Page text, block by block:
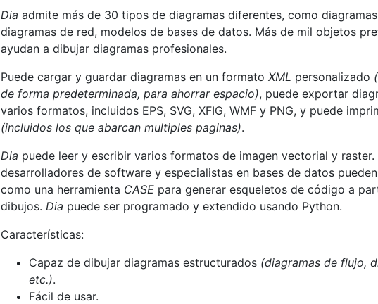
Dia admite más de 30 tipos de diagramas diferentes, como
diagramas de red, modelos de bases de datos. Más de mil objetos
ayudan a dibujar diagramas profesionales.
Puede cargar y guardar diagramas en un formato XML personalizado
de forma predeterminada, para ahorrar espacio), puede exportar
varios formatos, incluidos EPS, SVG, XFIG, WMF y PNG, y puede
(incluidos los que abarcan multiples paginas).
Dia puede leer y escribir varios formatos de imagen vectorial y raster.
desarrolladores de software y especialistas en bases de datos
como una herramienta CASE para generar esqueletos de código a
dibujos. Dia puede ser programado y extendido usando Python.
Características:
Capaz de dibujar diagramas estructurados (diagramas de flujo,
etc.).
Fácil de usar.